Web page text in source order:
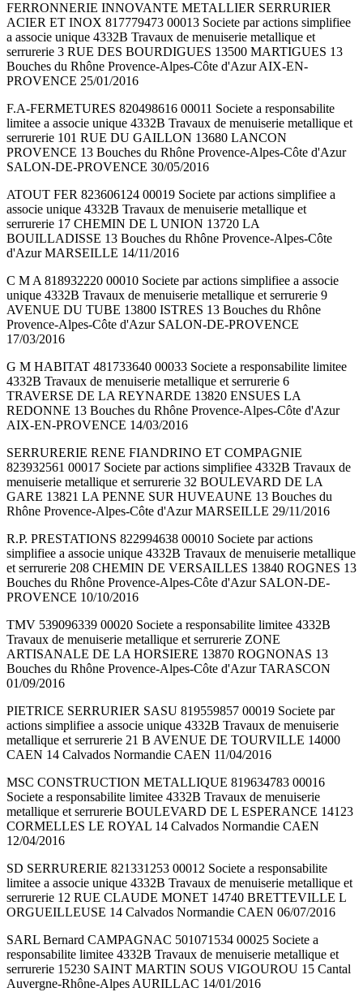
FERRONNERIE INNOVANTE METALLIER SERRURIER
ACIER ET INOX 817779473 00013 Societe par actions simplifiee
a associe unique 4332B Travaux de menuiserie metallique et
serrurerie 3 RUE DES BOURDIGUES 13500 MARTIGUES 13
Bouches du Rhône Provence-Alpes-Côte d'Azur AIX-EN-
PROVENCE 25/01/2016
F.A-FERMETURES 820498616 00011 Societe a responsabilite
limitee a associe unique 4332B Travaux de menuiserie metallique et
serrurerie 101 RUE DU GAILLON 13680 LANCON
PROVENCE 13 Bouches du Rhône Provence-Alpes-Côte d'Azur
SALON-DE-PROVENCE 30/05/2016
ATOUT FER 823606124 00019 Societe par actions simplifiee a
associe unique 4332B Travaux de menuiserie metallique et
serrurerie 17 CHEMIN DE L UNION 13720 LA
BOUILLADISSE 13 Bouches du Rhône Provence-Alpes-Côte
d'Azur MARSEILLE 14/11/2016
C M A 818932220 00010 Societe par actions simplifiee a associe
unique 4332B Travaux de menuiserie metallique et serrurerie 9
AVENUE DU TUBE 13800 ISTRES 13 Bouches du Rhône
Provence-Alpes-Côte d'Azur SALON-DE-PROVENCE
17/03/2016
G M HABITAT 481733640 00033 Societe a responsabilite limitee
4332B Travaux de menuiserie metallique et serrurerie 6
TRAVERSE DE LA REYNARDE 13820 ENSUES LA
REDONNE 13 Bouches du Rhône Provence-Alpes-Côte d'Azur
AIX-EN-PROVENCE 14/03/2016
SERRURERIE RENE FIANDRINO ET COMPAGNIE
823932561 00017 Societe par actions simplifiee 4332B Travaux de
menuiserie metallique et serrurerie 32 BOULEVARD DE LA
GARE 13821 LA PENNE SUR HUVEAUNE 13 Bouches du
Rhône Provence-Alpes-Côte d'Azur MARSEILLE 29/11/2016
R.P. PRESTATIONS 822994638 00010 Societe par actions
simplifiee a associe unique 4332B Travaux de menuiserie metallique
et serrurerie 208 CHEMIN DE VERSAILLES 13840 ROGNES 13
Bouches du Rhône Provence-Alpes-Côte d'Azur SALON-DE-
PROVENCE 10/10/2016
TMV 539096339 00020 Societe a responsabilite limitee 4332B
Travaux de menuiserie metallique et serrurerie ZONE
ARTISANALE DE LA HORSIERE 13870 ROGNONAS 13
Bouches du Rhône Provence-Alpes-Côte d'Azur TARASCON
01/09/2016
PIETRICE SERRURIER SASU 819559857 00019 Societe par
actions simplifiee a associe unique 4332B Travaux de menuiserie
metallique et serrurerie 21 B AVENUE DE TOURVILLE 14000
CAEN 14 Calvados Normandie CAEN 11/04/2016
MSC CONSTRUCTION METALLIQUE 819634783 00016
Societe a responsabilite limitee 4332B Travaux de menuiserie
metallique et serrurerie BOULEVARD DE L ESPERANCE 14123
CORMELLES LE ROYAL 14 Calvados Normandie CAEN
12/04/2016
SD SERRURERIE 821331253 00012 Societe a responsabilite
limitee a associe unique 4332B Travaux de menuiserie metallique et
serrurerie 12 RUE CLAUDE MONET 14740 BRETTEVILLE L
ORGUEILLEUSE 14 Calvados Normandie CAEN 06/07/2016
SARL Bernard CAMPAGNAC 501071534 00025 Societe a
responsabilite limitee 4332B Travaux de menuiserie metallique et
serrurerie 15230 SAINT MARTIN SOUS VIGOUROU 15 Cantal
Auvergne-Rhône-Alpes AURILLAC 14/01/2016